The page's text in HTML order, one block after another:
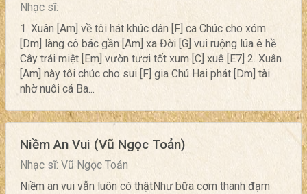
Nhạc sĩ:
1. Xuân [Am] về tôi hát khúc dân [F] ca Chúc cho xóm
[Dm] làng cô bác gần [Am] xa Đời [G] vui ruộng lúa ê hề
Cây trái miệt [Em] vườn tươi tốt xum [C] xuê [E7] 2. Xuân
[Am] này tôi chúc cho sui [F] gia Chú Hai phát [Dm] tài
nhờ nuôi cá Ba...
Niềm An Vui (Vũ Ngọc Toản)
Nhạc sĩ: Vũ Ngọc Toản
Niềm an vui vẫn luôn có thậtNhư bữa cơm thanh đạm